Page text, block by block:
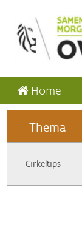
Home
Thema
Cirkeltips